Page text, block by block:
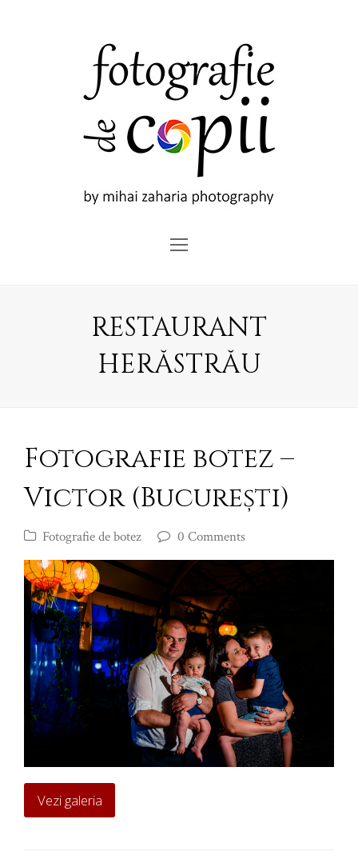
RESTAURANT
HERĂSTRĂU
Fotografie botez –
Victor (București)
Fotografie de botez 0 Comments
Vezi galeria